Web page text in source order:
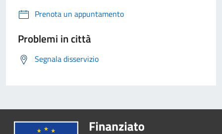
Prenota un appuntamento
Problemi in città
Segnala disservizio